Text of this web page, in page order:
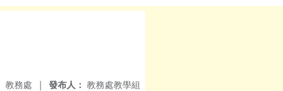
發布人： 教務處教學組
教務處 |